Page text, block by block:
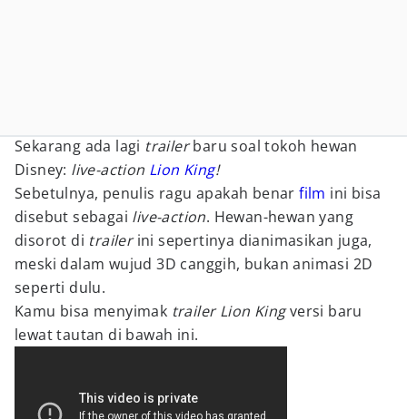
Sekarang ada lagi trailerbaru soal tokoh hewan
Disney: live-action Lion King!
Sebetulnya, penulis ragu apakah benarfilm ini bisa
disebut sebagai live-action. Hewan-hewan yang
disorot di trailerini sepertinya dianimasikan juga,
meski dalam wujud 3D canggih, bukan animasi 2D
seperti dulu.
Kamu bisa menyimak trailer Lion Kingversi baru
lewat tautan di bawah ini.